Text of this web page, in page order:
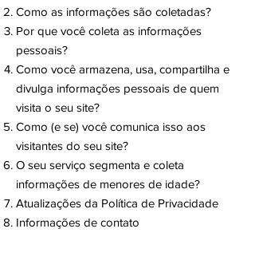
Como as informações são coletadas?
Por que você coleta as informações
pessoais?
Como você armazena, usa, compartilha e
divulga informações pessoais de quem
visita o seu site?
Como (e se) você comunica isso aos
visitantes do seu site?
O seu serviço segmenta e coleta
informações de menores de idade?
Atualizações da Política de Privacidade
Informações de contato